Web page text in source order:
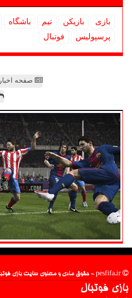
بازی بازیكن تیم باشگاه
پرسپولیس
فوتبال
صفحه اخبار
بازی فوتبال